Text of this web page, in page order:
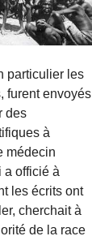
particulier les
furent envoyés
des
à
médecin
a officié à
les écrits ont
cherchait à
de la race